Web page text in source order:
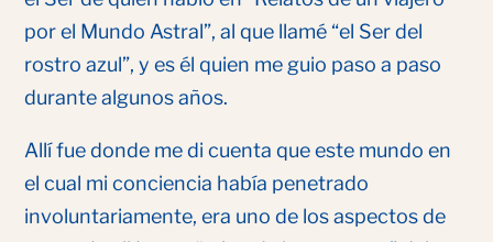
por el Mundo Astral”, al que llamé “el Ser del
rostro azul”, y es él quien me guio paso a paso
durante algunos años.
Allí fue donde me di cuenta que este mundo en
el cual mi conciencia había penetrado
involuntariamente, era uno de los aspectos de